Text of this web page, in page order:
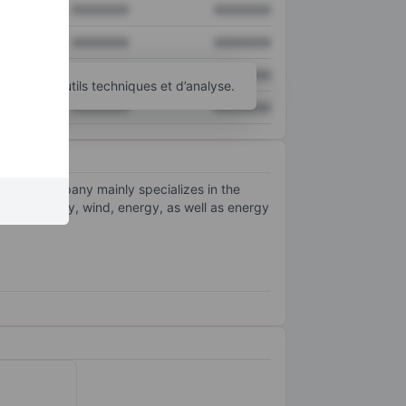
XXXXXXX XXXXXXX
d’autres outils techniques et d’analyse.
The company mainly specializes in the
railway, wind, energy, as well as energy